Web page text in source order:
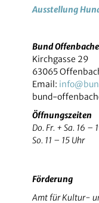
Ausstellung
Bund
Kirchgasse 29
63065
Email:
bund-
Öffnungszeiten
Do. Fr. + Sa. 16 –
So. 11 – 15 Uhr
Förderung
Amt für Kultur-